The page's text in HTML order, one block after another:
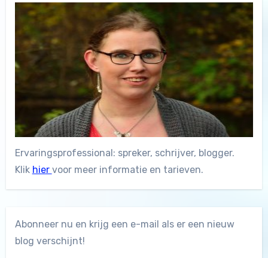
Ervaringsprofessional: spreker, schrijver, blogger.
Klik hier voor meer informatie en tarieven.
Abonneer nu en krijg een e-mail als er een nieuw
blog verschijnt!